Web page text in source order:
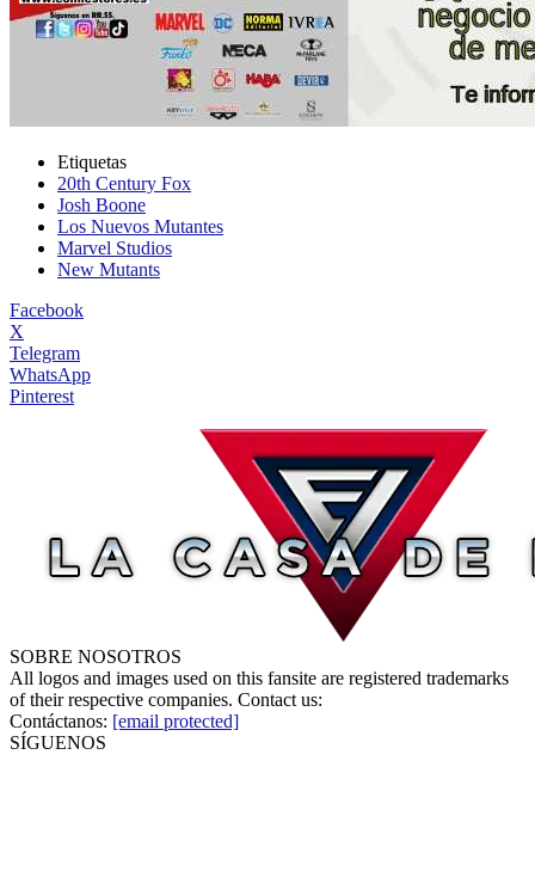
Etiquetas
20th Century Fox
Josh Boone
Los Nuevos Mutantes
Marvel Studios
New Mutants
Facebook
X
Telegram
WhatsApp
Pinterest
SOBRE NOSOTROS
All logos and images used on this fansite are registered trademarks
of their respective companies. Contact us:
Contáctanos: [email protected]
SÍGUENOS